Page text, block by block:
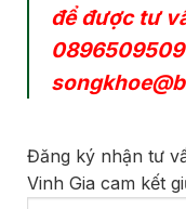
để được tư
0896509509
Đăng ký nhận tư
Vinh Gia cam kết